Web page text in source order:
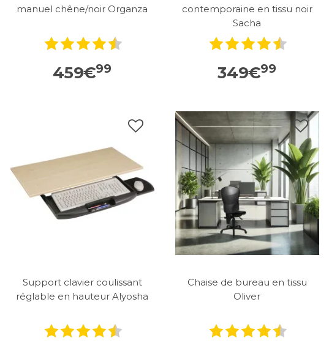
manuel chêne/noir Organza
459€99
contemporaine en tissu noir
Sacha
349€99
Support clavier coulissant
réglable en hauteur Alyosha
Chaise de bureau en tissu
Oliver